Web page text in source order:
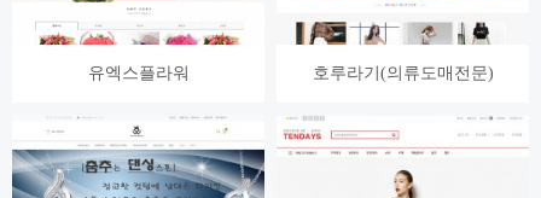
유엑스플라워 호루라기(의류도매전문)